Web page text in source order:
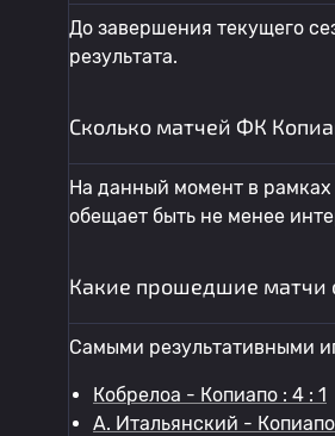
До завершения текущего
результата.
Сколько матчей ФК
На данный момент в рамках
обещает быть не менее
Какие прошедшие матчи
Самыми результативными
Кобрелоа - Копиапо : 4 : 1
A. Итальянский - Копиапо